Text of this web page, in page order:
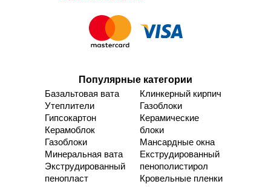
Популярные категории
Базальтовая вата
Утеплители
Гипсокартон
Керамоблок
Газоблоки
Минеральная вата
Экструдированный
пенопласт
Клинкерный кирпич
Газоблоки
Керамические
блоки
Мансардные окна
Екструдированный
пенополистирол
Кровельные пленки